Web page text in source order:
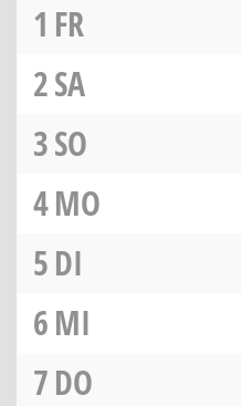
1 FR
2SA
3SO
4MO
5DI
6MI
7DO